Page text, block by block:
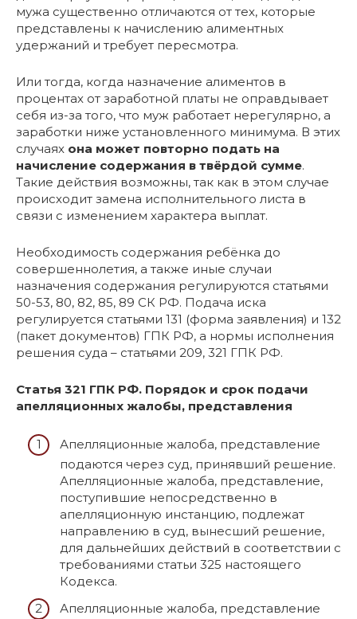
мужа существенно отличаются от тех, которые
представлены к начислению алиментных
удержаний и требует пересмотра.
Или тогда, когда назначение алиментов в
процентах от заработной платы не оправдывает
себя из-за того, что муж работает нерегулярно, а
заработки ниже установленного минимума. В этих
случаях она может повторно подать на
начисление содержания в твёрдой сумме.
Такие действия возможны, так как в этом случае
происходит замена исполнительного листа в
связи с изменением характера выплат.
Необходимость содержания ребёнка до
совершеннолетия, а также иные случаи
назначения содержания регулируются статьями
50-53, 80, 82, 85, 89 СК РФ. Подача иска
регулируется статьями 131 (форма заявления) и 132
(пакет документов) ГПК РФ, а нормы исполнения
решения суда – статьями 209, 321 ГПК РФ.
Статья 321 ГПК РФ. Порядок и срок подачи
апелляционных жалобы, представления
Апелляционные жалоба, представление
подаются через суд, принявший решение.
Апелляционные жалоба, представление,
поступившие непосредственно в
апелляционную инстанцию, подлежат
направлению в суд, вынесший решение,
для дальнейших действий в соответствии с
требованиями статьи 325 настоящего
Кодекса.
Апелляционные жалоба, представление